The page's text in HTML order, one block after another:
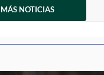
MÁS NOTICIAS